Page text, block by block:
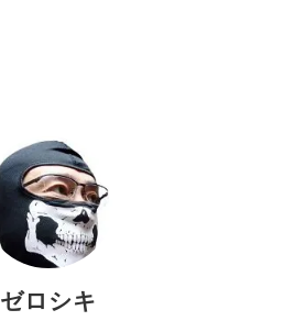
ゼロシキ